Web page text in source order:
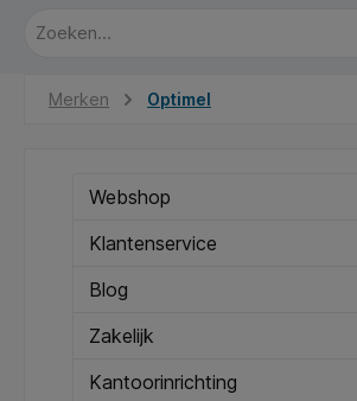
Merken Optimel
Webshop
Klantenservice
Blog
Zakelijk
Kantoorinrichting